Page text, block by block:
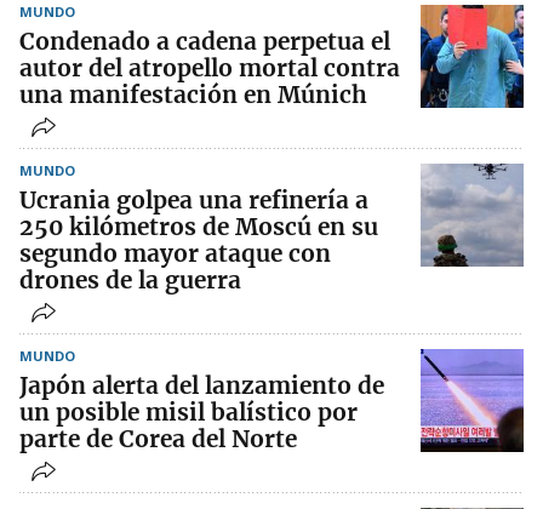
MUNDO
Condenado a cadena perpetua el
autor del atropello mortal contra
una manifestación en Múnich
MUNDO
Ucrania golpea una refinería a
250 kilómetros de Moscú en su
segundo mayor ataque con
drones de la guerra
MUNDO
Japón alerta del lanzamiento de
un posible misil balístico por
parte de Corea del Norte